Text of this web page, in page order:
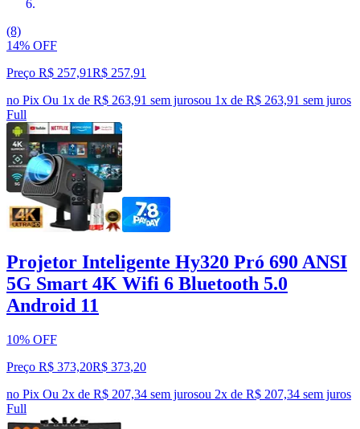
(8)
14% OFF
Preço R$ 257,91R$ 257,91
no Pix Ou 1x de R$ 263,91 sem jurosou 1x de R$ 263,91 sem juros
Full
Projetor Inteligente Hy320 Pró 690 ANSI
5G Smart 4K Wifi 6 Bluetooth 5.0
Android 11
10% OFF
Preço R$ 373,20R$ 373,20
no Pix Ou 2x de R$ 207,34 sem jurosou 2x de R$ 207,34 sem juros
Full